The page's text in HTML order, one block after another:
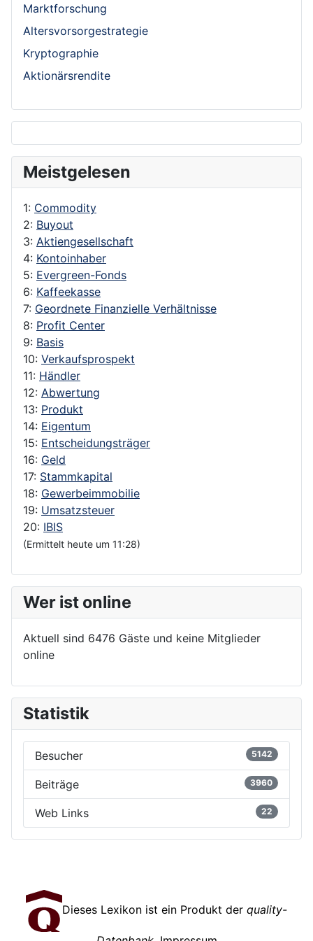
Marktforschung
Altersvorsorgestrategie
Kryptographie
Aktionärsrendite
Meistgelesen
1: Commodity
2: Buyout
3: Aktiengesellschaft
4: Kontoinhaber
5: Evergreen-Fonds
6: Kaffeekasse
7: Geordnete Finanzielle Verhältnisse
8: Profit Center
9: Basis
10: Verkaufsprospekt
11: Händler
12: Abwertung
13: Produkt
14: Eigentum
15: Entscheidungsträger
16: Geld
17: Stammkapital
18: Gewerbeimmobilie
19: Umsatzsteuer
20: IBIS
(Ermittelt heute um 11:28)
Wer ist online
Aktuell sind 6476 Gäste und keine Mitglieder
online
Statistik
Besucher 5142
Beiträge 3960
Web Links 22
Dieses Lexikon ist ein Produkt der quality-